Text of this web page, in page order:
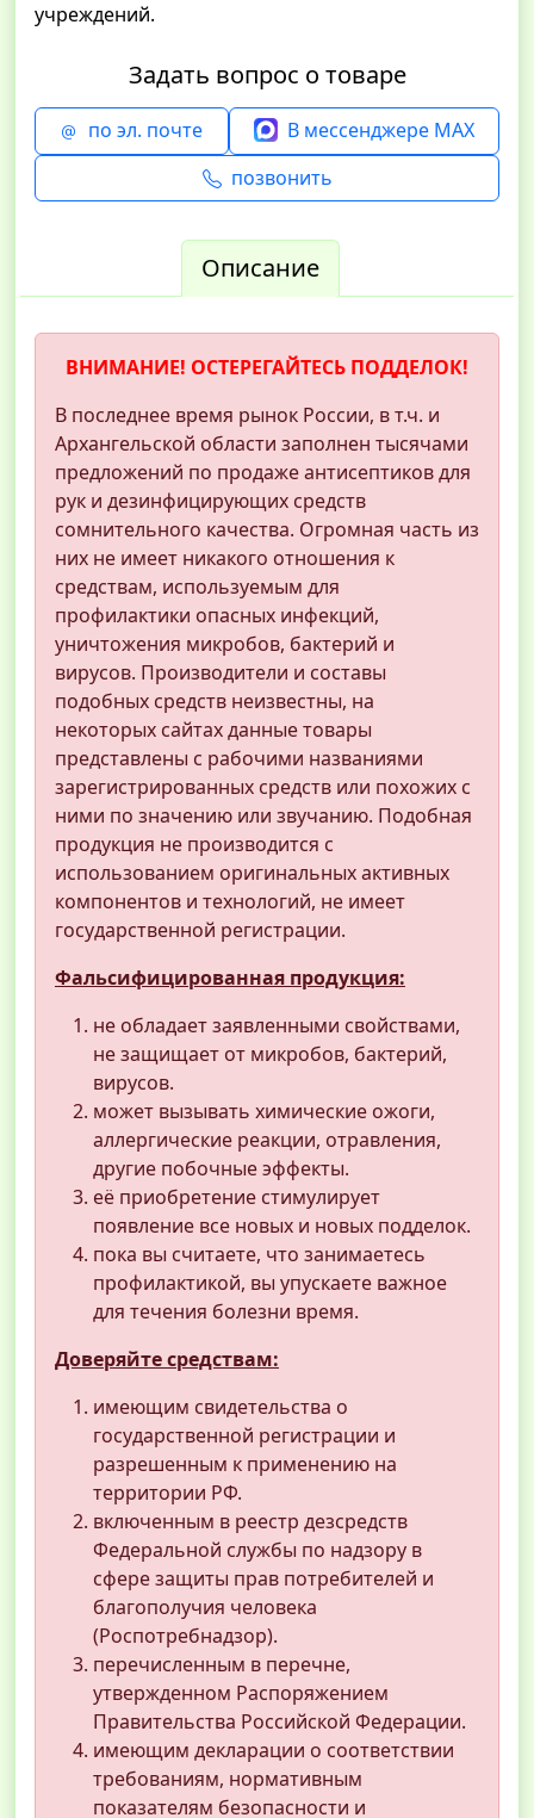
учреждений.
Задать вопрос о товаре
по эл. почте
В мессенджере MAX
позвонить
Описание
ВНИМАНИЕ! ОСТЕРЕГАЙТЕСЬ ПОДДЕЛОК!
В последнее время рынок России, в т.ч. и
Архангельской области заполнен тысячами
предложений по продаже антисептиков для
рук и дезинфицирующих средств
сомнительного качества. Огромная часть из
них не имеет никакого отношения к
средствам, используемым для
профилактики опасных инфекций,
уничтожения микробов, бактерий и
вирусов. Производители и составы
подобных средств неизвестны, на
некоторых сайтах данные товары
представлены с рабочими названиями
зарегистрированных средств или похожих с
ними по значению или звучанию. Подобная
продукция не производится с
использованием оригинальных активных
компонентов и технологий, не имеет
государственной регистрации.
Фальсифицированная продукция:
не обладает заявленными свойствами,
не защищает от микробов, бактерий,
вирусов.
может вызывать химические ожоги,
аллергические реакции, отравления,
другие побочные эффекты.
её приобретение стимулирует
появление все новых и новых подделок.
пока вы считаете, что занимаетесь
профилактикой, вы упускаете важное
для течения болезни время.
Доверяйте средствам:
имеющим свидетельства о
государственной регистрации и
разрешенным к применению на
территории РФ.
включенным в реестр дезсредств
Федеральной службы по надзору в
сфере защиты прав потребителей и
благополучия человека
(Роспотребнадзор).
перечисленным в перечне,
утвержденном Распоряжением
Правительства Российской Федерации.
имеющим декларации о соответствии
требованиям, нормативным
показателям безопасности и